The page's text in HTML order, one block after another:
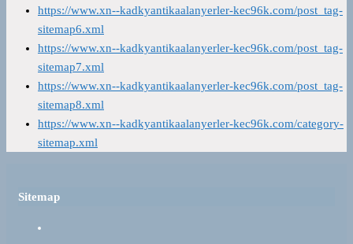
https://www.xn--kadkyantikaalanyerler-kec96k.com/post_tag-
sitemap6.xml
https://www.xn--kadkyantikaalanyerler-kec96k.com/post_tag-
sitemap7.xml
https://www.xn--kadkyantikaalanyerler-kec96k.com/post_tag-
sitemap8.xml
https://www.xn--kadkyantikaalanyerler-kec96k.com/category-
sitemap.xml
Sitemap